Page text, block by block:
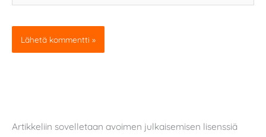
Artikkeliin sovelletaan avoimen julkaisemisen lisenssiä